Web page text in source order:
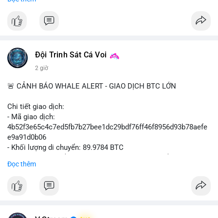
#binancesquare
$btc
📰 Nguồn: Cointelegraph
Đội Trinh Sát Cá Voi
2 giờ
🚨 CẢNH BÁO WHALE ALERT - GIAO DỊCH BTC LỚN
Chi tiết giao dịch:
- Mã giao dịch:
4b52f3e65c4c7ed5fb7b27bee1dc29bdf76ff46f8956d93b78aefe
e9a91d0b06
- Khối lượng di chuyển: 89.9784 BTC
USD)
Đọc thêm